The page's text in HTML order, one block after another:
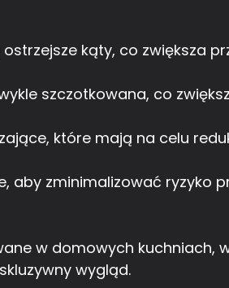
kąty, co zwiększa
szczotkowana, co
które mają na celu
aby zminimalizować ryzyko
w domowych kuchniach,
wygląd.